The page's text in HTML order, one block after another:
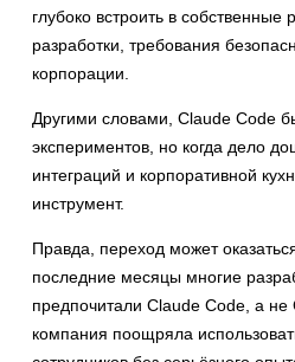
глубоко встроить в
разработки, требования
корпорации.
Другими словами, Claude Code
экспериментов, но когда дело
интеграций и корпоративной
инструмент.
Правда, переход может
последние месяцы многие
предпочитали Claude Code, а не
компания поощряла